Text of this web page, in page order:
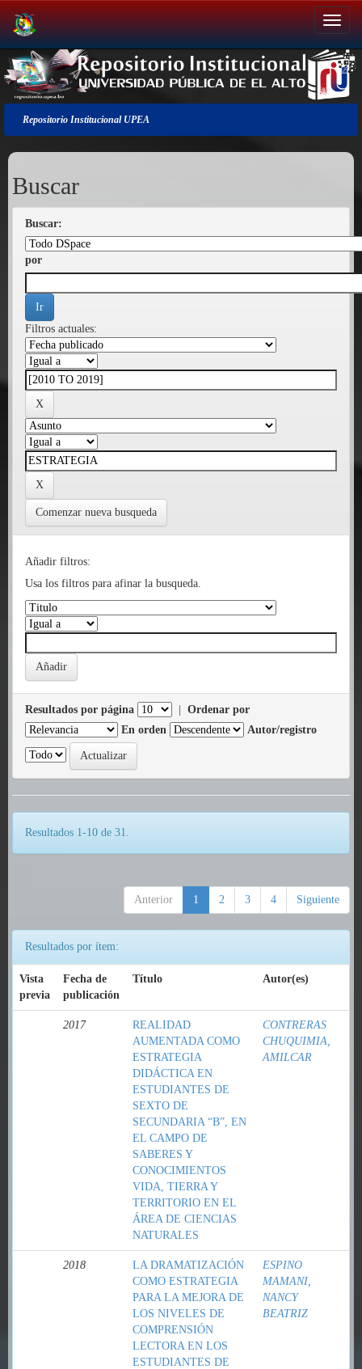
Salir
de
la
navegación
Repositorio Institucional UPEA
Buscar
Buscar:
por
Filtros actuales:
Comenzar nueva busqueda
Añadir filtros:
Usa los filtros para afinar la busqueda.
Resultados por página
Ordenar por
En orden
Autor/registro
Resultados 1-10 de 31.
Anterior 1 2 3 4 Siguiente
Resultados por ítem:
Vista
previa
Fecha de
publicación
Título Autor(es)
2017
REALIDAD
AUMENTADA COMO
ESTRATEGIA
DIDÁCTICA EN
ESTUDIANTES DE
SEXTO DE
SECUNDARIA “B”, EN
EL CAMPO DE
SABERES Y
CONOCIMIENTOS
VIDA, TIERRA Y
TERRITORIO EN EL
ÁREA DE CIENCIAS
NATURALES
CONTRERAS
CHUQUIMIA,
AMILCAR
2018
LA DRAMATIZACIÓN
COMO ESTRATEGIA
PARA LA MEJORA DE
LOS NIVELES DE
COMPRENSIÓN
LECTORA EN LOS
ESTUDIANTES DE
ESPINO
MAMANI,
NANCY
BEATRIZ